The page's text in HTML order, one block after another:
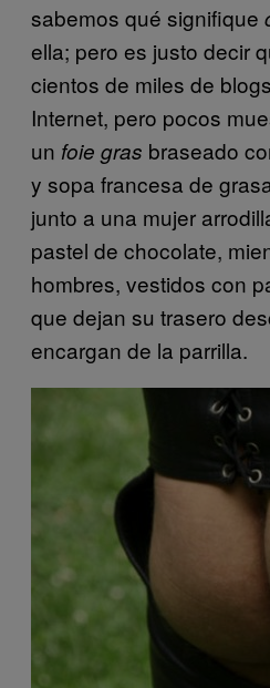
sabemos qué signifique
ella; pero es justo decir
cientos de miles de
Internet, pero pocos
un foie gras braseado
y sopa francesa de
junto a una mujer
pastel de chocolate,
hombres, vestidos con
que dejan su trasero
encargan de la parrilla.